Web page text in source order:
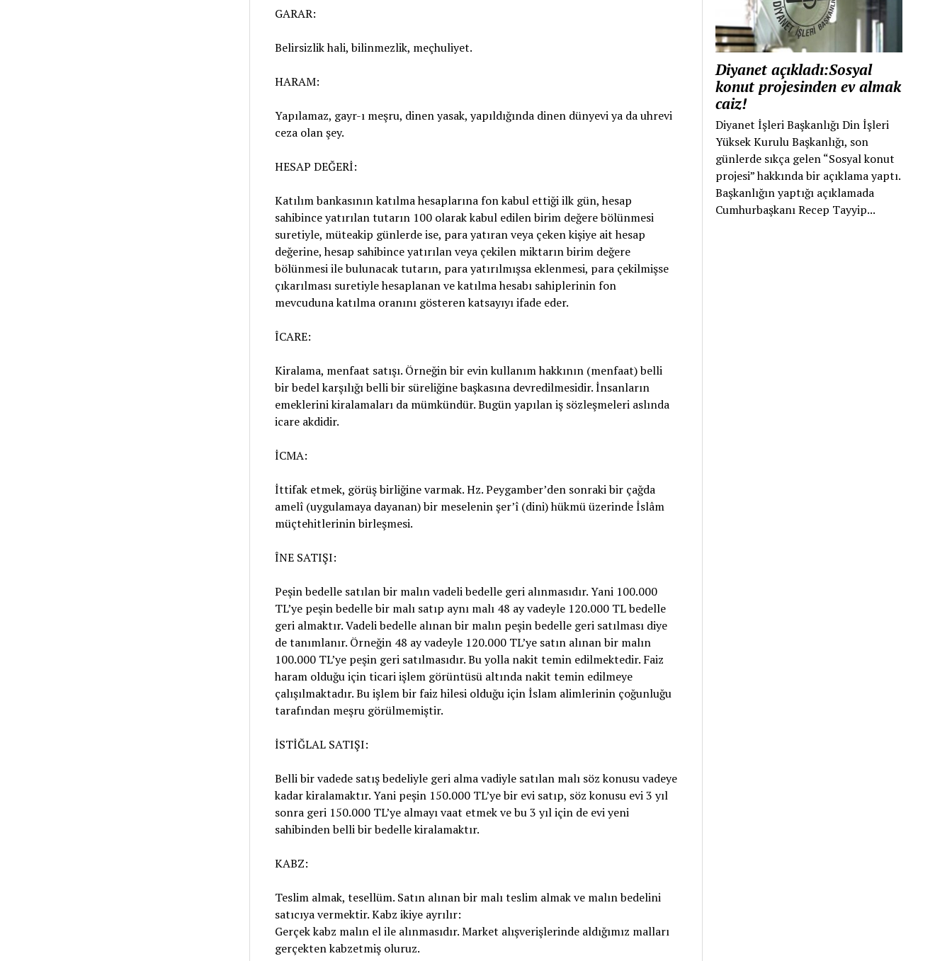
GARAR:
Belirsizlik hali, bilinmezlik, meçhuliyet.
HARAM:
Yapılamaz, gayr-ı meşru, dinen yasak, yapıldığında dinen dünyevi ya da uhrevi
ceza olan şey.
HESAP DEĞERİ:
Katılım bankasının katılma hesaplarına fon kabul ettiği ilk gün, hesap
sahibince yatırılan tutarın 100 olarak kabul edilen birim değere bölünmesi
suretiyle, müteakip günlerde ise, para yatıran veya çeken kişiye ait hesap
değerine, hesap sahibince yatırılan veya çekilen miktarın birim değere
bölünmesi ile bulunacak tutarın, para yatırılmışsa eklenmesi, para çekilmişse
çıkarılması suretiyle hesaplanan ve katılma hesabı sahiplerinin fon
mevcuduna katılma oranını gösteren katsayıyı ifade eder.
ÎCARE:
Kiralama, menfaat satışı. Örneğin bir evin kullanım hakkının (menfaat) belli
bir bedel karşılığı belli bir süreliğine başkasına devredilmesidir. İnsanların
emeklerini kiralamaları da mümkündür. Bugün yapılan iş sözleşmeleri aslında
icare akdidir.
İCMA:
İttifak etmek, görüş birliğine varmak. Hz. Peygamber’den sonraki bir çağda
amelî (uygulamaya dayanan) bir meselenin şer’î (dini) hükmü üzerinde İslâm
müçtehitlerinin birleşmesi.
ÎNE SATIŞI:
Peşin bedelle satılan bir malın vadeli bedelle geri alınmasıdır. Yani 100.000
TL’ye peşin bedelle bir malı satıp aynı malı 48 ay vadeyle 120.000 TL bedelle
geri almaktır. Vadeli bedelle alınan bir malın peşin bedelle geri satılması diye
de tanımlanır. Örneğin 48 ay vadeyle 120.000 TL’ye satın alınan bir malın
100.000 TL’ye peşin geri satılmasıdır. Bu yolla nakit temin edilmektedir. Faiz
haram olduğu için ticari işlem görüntüsü altında nakit temin edilmeye
çalışılmaktadır. Bu işlem bir faiz hilesi olduğu için İslam alimlerinin çoğunluğu
tarafından meşru görülmemiştir.
İSTİĞLAL SATIŞI:
Belli bir vadede satış bedeliyle geri alma vadiyle satılan malı söz konusu vadeye
kadar kiralamaktır. Yani peşin 150.000 TL’ye bir evi satıp, söz konusu evi 3 yıl
sonra geri 150.000 TL’ye almayı vaat etmek ve bu 3 yıl için de evi yeni
sahibinden belli bir bedelle kiralamaktır.
KABZ:
Teslim almak, tesellüm. Satın alınan bir malı teslim almak ve malın bedelini
satıcıya vermektir. Kabz ikiye ayrılır:
Gerçek kabz malın el ile alınmasıdır. Market alışverişlerinde aldığımız malları
gerçekten kabzetmiş oluruz.
Diyanet açıkladı:Sosyal
konut projesinden ev almak
caiz!
Diyanet İşleri Başkanlığı Din İşleri
Yüksek Kurulu Başkanlığı, son
günlerde sıkça gelen “Sosyal konut
projesi” hakkında bir açıklama yaptı.
Başkanlığın yaptığı açıklamada
Cumhurbaşkanı Recep Tayyip...